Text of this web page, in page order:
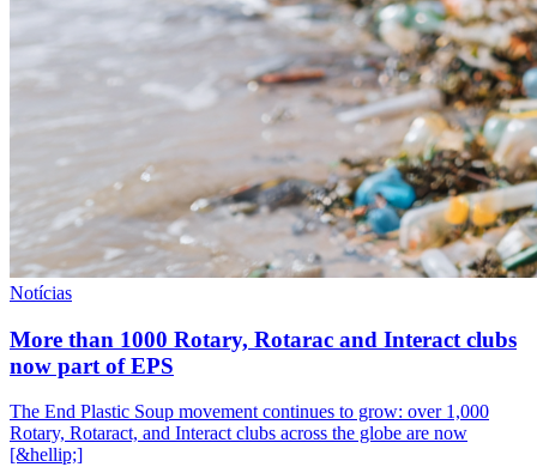
Notícias
More than 1000 Rotary, Rotarac and Interact clubs
now part of EPS
The End Plastic Soup movement continues to grow: over 1,000
Rotary, Rotaract, and Interact clubs across the globe are now
[&hellip;]